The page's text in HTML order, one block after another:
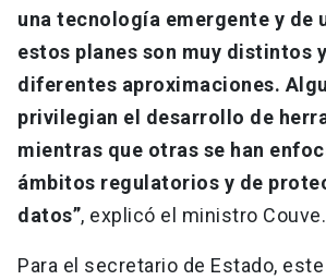
una tecnología emergente y de
estos planes son muy distintos
diferentes aproximaciones.
privilegian el desarrollo de
mientras que otras se han
ámbitos regulatorios y de
datos”, explicó el ministro Couve.
Para el secretario de Estado,